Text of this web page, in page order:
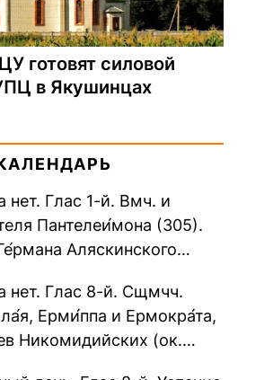
готовят силовой
в Якушинцах
нет. Глас 1-й. Вмч. и
Пантелеи́мона (305).
Аляскинского
Кочанова, Христа
нет. Глас 8-й. Сщмчч.
Ерми́ппа и Ермокра́та,
Никомидийских (ок.